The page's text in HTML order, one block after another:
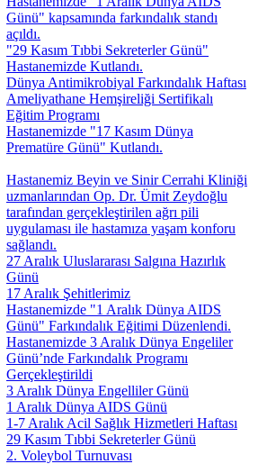
Günü" kapsamında farkındalık standı
açıldı.
"29 Kasım Tıbbi Sekreterler Günü"
Hastanemizde Kutlandı.
Dünya Antimikrobiyal Farkındalık Haftası
Ameliyathane Hemşireliği Sertifikalı
Eğitim Programı
Hastanemizde "17 Kasım Dünya
Prematüre Günü" Kutlandı.
Hastanemiz Beyin ve Sinir Cerrahi Kliniği
uzmanlarından Op. Dr. Ümit Zeydoğlu
tarafından gerçekleştirilen ağrı pili
uygulaması ile hastamıza yaşam konforu
sağlandı.
27 Aralık Uluslararası Salgına Hazırlık
Günü
17 Aralık Şehitlerimiz
Hastanemizde "1 Aralık Dünya AIDS
Günü" Farkındalık Eğitimi Düzenlendi.
Hastanemizde 3 Aralık Dünya Engeliler
Günü’nde Farkındalık Programı
Gerçekleştirildi
3 Aralık Dünya Engelliler Günü
1 Aralık Dünya AIDS Günü
1-7 Aralık Acil Sağlık Hizmetleri Haftası
29 Kasım Tıbbi Sekreterler Günü
2. Voleybol Turnuvası